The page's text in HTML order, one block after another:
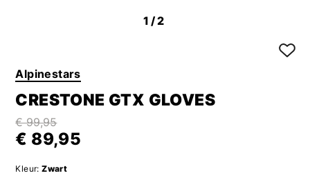
1/2
Alpinestars
CRESTONE GTX GLOVES
€ 99,95
€ 89,95
Kleur: Zwart